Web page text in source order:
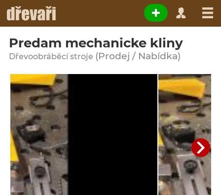
Predam mechanicke kliny
Dřevoobráběcí stroje (Prodej / Nabídka)